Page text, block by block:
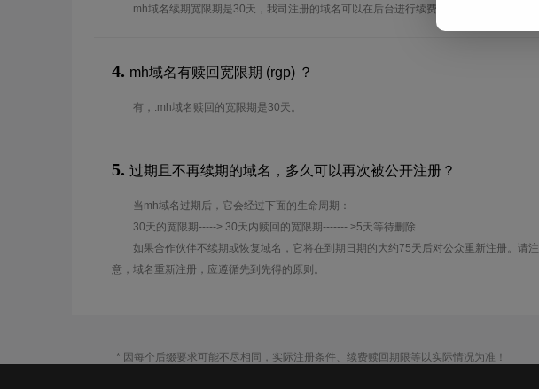
mh域名续期宽限期是30天，我司注册的域名可以在后台进行续费生效。
4. mh域名有赎回宽限期 (rgp) ？
有，.mh域名赎回的宽限期是30天。
5. 过期且不再续期的域名，多久可以再次被公开注册？
当mh域名过期后，它会经过下面的生命周期：
30天的宽限期-----> 30天内赎回的宽限期------- >5天等待删除
如果合作伙伴不续期或恢复域名，它将在到期日期的大约75天后对公众重新注册。请注
意，域名重新注册，应遵循先到先得的原则。
* 因每个后缀要求可能不尽相同，实际注册条件、续费赎回期限等以实际情况为准！